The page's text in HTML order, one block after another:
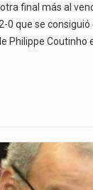
final más al
0 que se consiguió
Philippe Coutinho e